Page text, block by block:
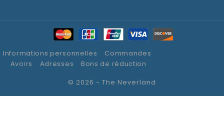
Informations personnelles
Commandes
Avoirs
Adresses
Bons de réduction
© 2026 - The Neverland